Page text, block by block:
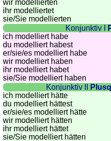
More
games
Animal
quiz
Brain
training
Find
the
difference
Math
trainer
Puzzle
wir modellierten
ihr modelliertet
sie/Sie modellierten
Konjunktiv I
ich modelliert habe
du modelliert habest
er/sie/es modelliert habe
wir modelliert haben
ihr modelliert habet
sie/Sie modelliert haben
Konjunktiv II
ich modelliert hätte
du modelliert hättest
er/sie/es modelliert hätte
wir modelliert hätten
ihr modelliert hättet
sie/Sie modelliert hätten